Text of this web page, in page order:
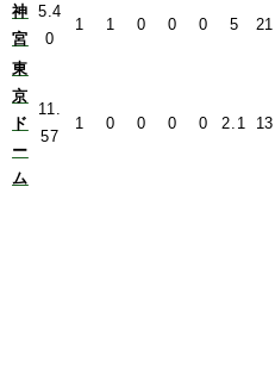
神
宮
5.4
0
1 1 0 0 0 5 21
東
京
ド
ー
ム
11.
57
1 0 0 0 0 2.1 13